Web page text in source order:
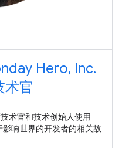
Hero, Inc.
术官
术官和技术创始人使用
响世界的开发者的相关故